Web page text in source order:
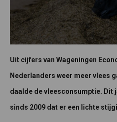
Uit cijfers van Wageningen
Nederlanders weer meer vlees
daalde de vleesconsumptie. Dit
sinds 2009 dat er een lichte